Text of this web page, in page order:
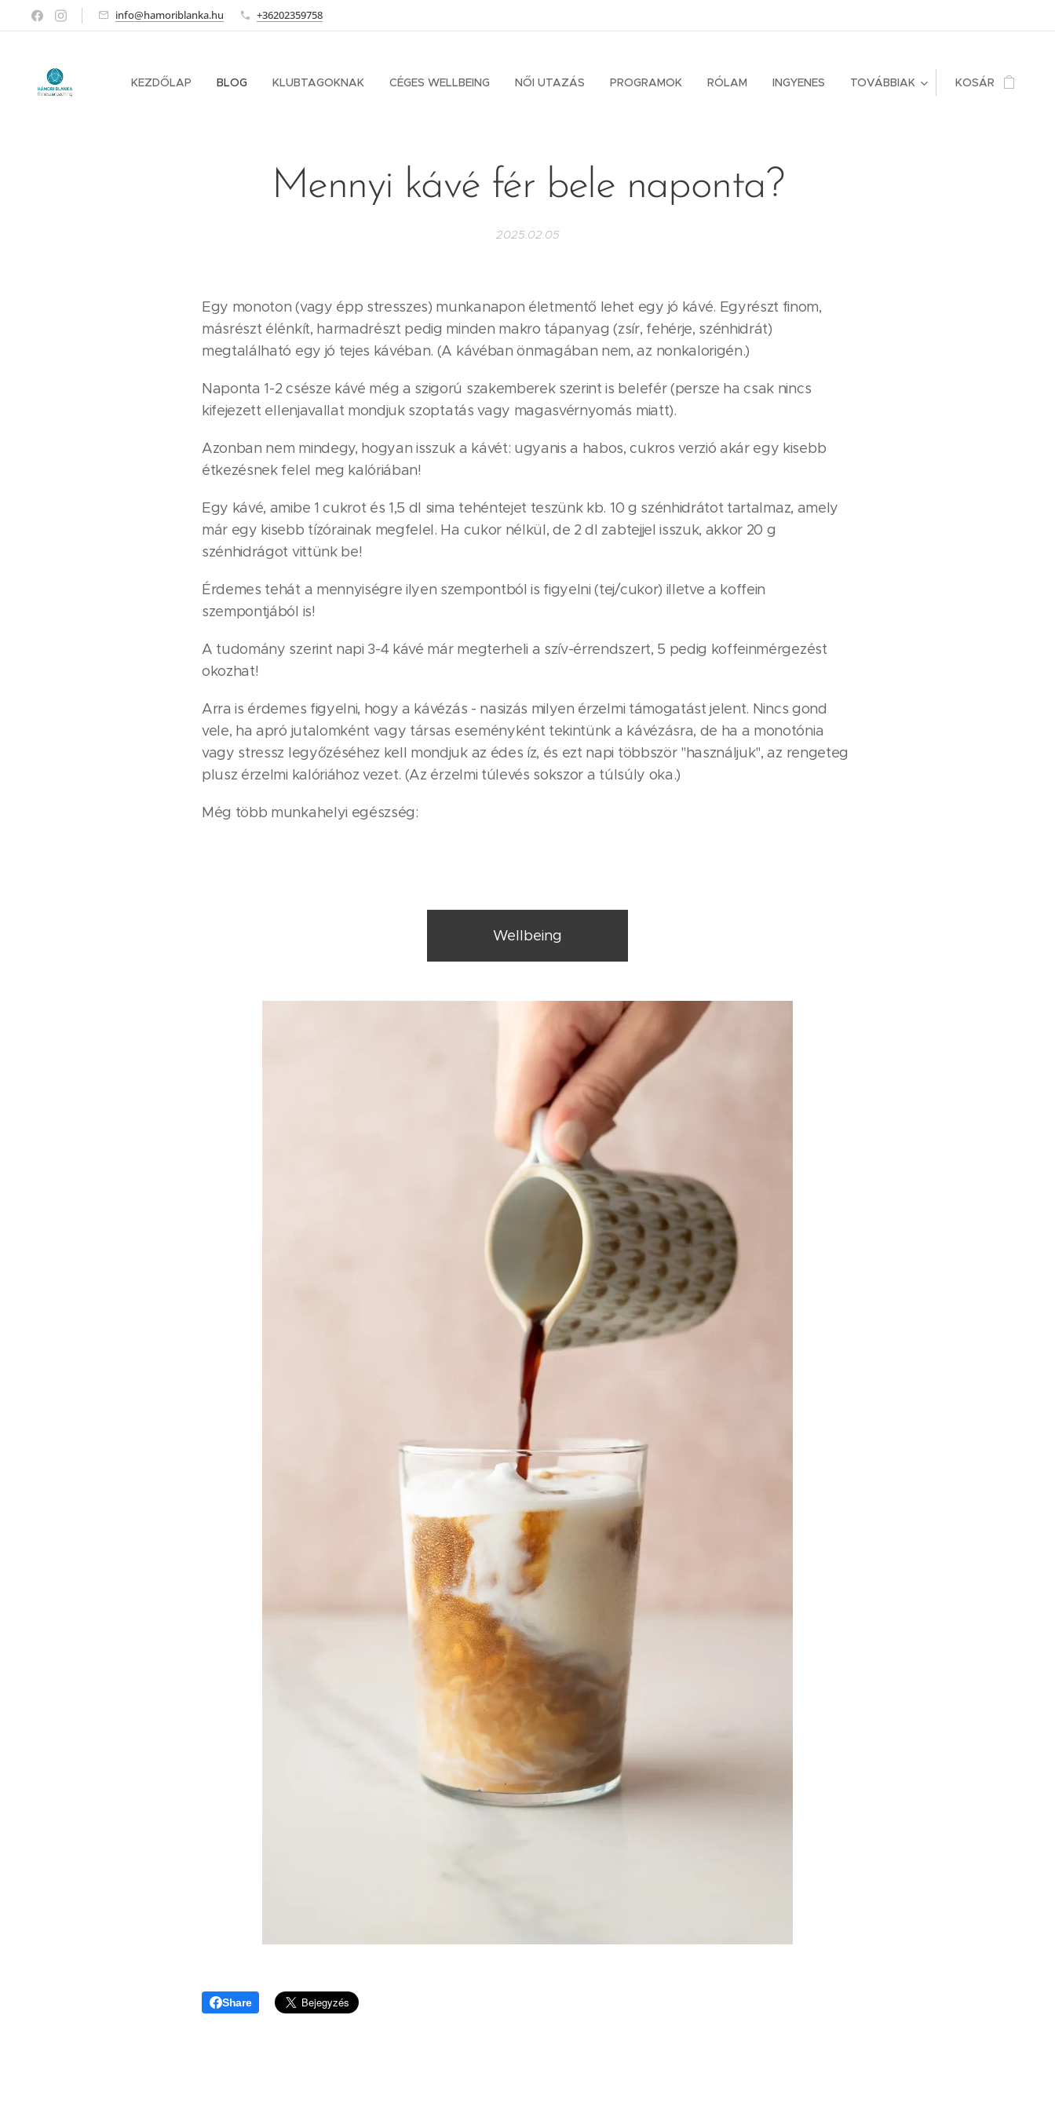
info@hamoriblanka.hu +36202359758
KEZDŐLAP BLOG KLUBTAGOKNAK CÉGES WELLBEING NŐI UTAZÁS PROGRAMOK RÓLAM INGYENES TOVÁBBIAK KOSÁR
Mennyi kávé fér bele naponta?
2025.02.05
Egy monoton (vagy épp stresszes) munkanapon életmentő lehet egy jó kávé. Egyrészt finom,
másrészt élénkít, harmadrészt pedig minden makro tápanyag (zsír, fehérje, szénhidrát)
megtalálható egy jó tejes kávéban. (A kávéban önmagában nem, az nonkalorigén.)
Naponta 1-2 csésze kávé még a szigorú szakemberek szerint is belefér (persze ha csak nincs
kifejezett ellenjavallat mondjuk szoptatás vagy magasvérnyomás miatt).
Azonban nem mindegy, hogyan isszuk a kávét: ugyanis a habos, cukros verzió akár egy kisebb
étkezésnek felel meg kalóriában!
Egy kávé, amibe 1 cukrot és 1,5 dl sima tehéntejet teszünk kb. 10 g szénhidrátot tartalmaz, amely
már egy kisebb tízórainak megfelel. Ha cukor nélkül, de 2 dl zabtejjel isszuk, akkor 20 g
szénhidrágot vittünk be!
Érdemes tehát a mennyiségre ilyen szempontból is figyelni (tej/cukor) illetve a koffein
szempontjából is!
A tudomány szerint napi 3-4 kávé már megterheli a szív-érrendszert, 5 pedig koffeinmérgezést
okozhat!
Arra is érdemes figyelni, hogy a kávézás - nasizás milyen érzelmi támogatást jelent. Nincs gond
vele, ha apró jutalomként vagy társas eseményként tekintünk a kávézásra, de ha a monotónia
vagy stressz legyőzéséhez kell mondjuk az édes íz, és ezt napi többször "használjuk", az rengeteg
plusz érzelmi kalóriához vezet. (Az érzelmi túlevés sokszor a túlsúly oka.)
Még több munkahelyi egészség:
Wellbeing
Share